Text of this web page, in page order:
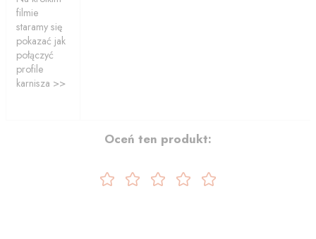
filmie
staramy się
pokazać jak
połączyć
profile
karnisza >>
Oceń ten produkt: